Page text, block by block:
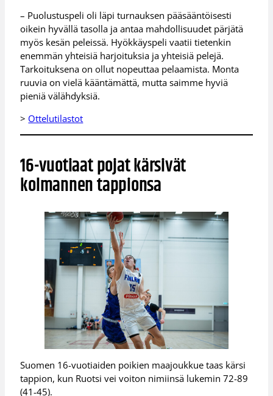
– Puolustuspeli oli läpi turnauksen pääsääntöisesti
oikein hyvällä tasolla ja antaa mahdollisuudet pärjätä
myös kesän peleissä. Hyökkäyspeli vaatii tietenkin
enemmän yhteisiä harjoituksia ja yhteisiä pelejä.
Tarkoituksena on ollut nopeuttaa pelaamista. Monta
ruuvia on vielä kääntämättä, mutta saimme hyviä
pieniä välähdyksiä.
> Ottelutilastot
16-vuotiaat pojat kärsivät
kolmannen tappionsa
Suomen 16-vuotiaiden poikien maajoukkue taas kärsi
tappion, kun Ruotsi vei voiton nimiinsä lukemin 72-89
(41-45).